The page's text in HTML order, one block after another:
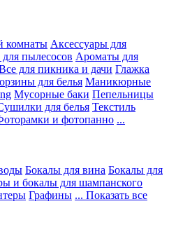
комнаты Аксессуары для
пылесосов Ароматы для
для пикника и дачи Глажка
для белья Маникюрные
Мусорные баки Пепельницы
для белья Текстиль
и фотопанно ...
Бокалы для вина Бокалы для
и бокалы для шампанского
Графины ... Показать все